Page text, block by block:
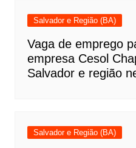
Salvador e Região (BA)
Vaga de emprego
empresa Cesol
Salvador e região
Salvador e Região (BA)